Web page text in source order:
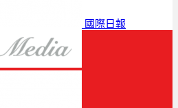
國際日報